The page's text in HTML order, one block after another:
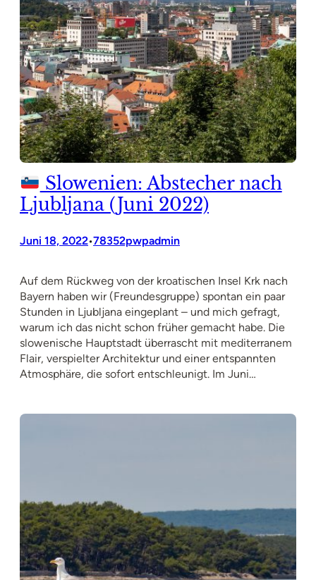
Slowenien: Abstecher nach
Ljubljana (Juni 2022)
Juni 18, 2022•78352pwpadmin
Auf dem Rückweg von der kroatischen Insel Krk nach
Bayern haben wir (Freundesgruppe) spontan ein paar
Stunden in Ljubljana eingeplant – und mich gefragt,
warum ich das nicht schon früher gemacht habe. Die
slowenische Hauptstadt überrascht mit mediterranem
Flair, verspielter Architektur und einer entspannten
Atmosphäre, die sofort entschleunigt. Im Juni…